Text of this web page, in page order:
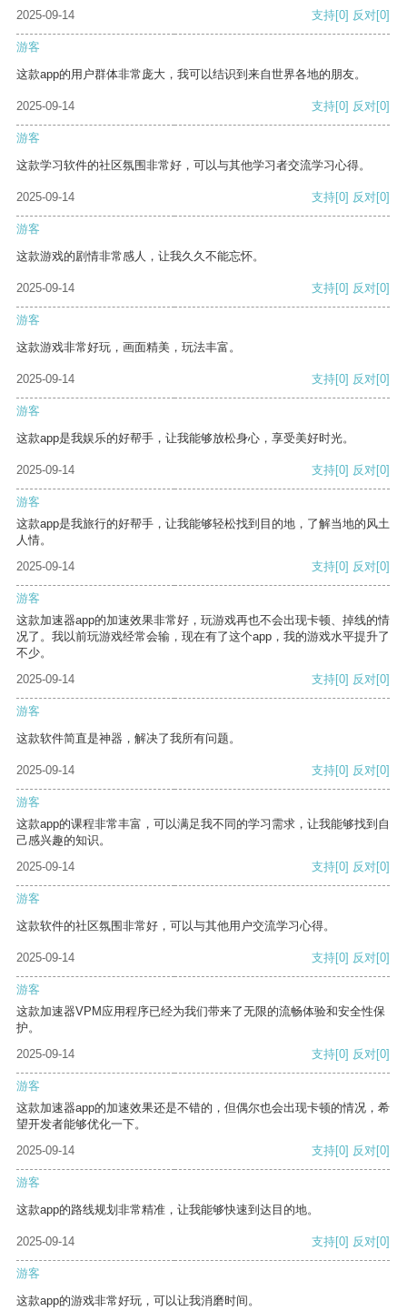
2025-09-14 支持[0] 反对[0]
游客
这款app的用户群体非常庞大，我可以结识到来自世界各地的朋友。
2025-09-14 支持[0] 反对[0]
游客
这款学习软件的社区氛围非常好，可以与其他学习者交流学习心得。
2025-09-14 支持[0] 反对[0]
游客
这款游戏的剧情非常感人，让我久久不能忘怀。
2025-09-14 支持[0] 反对[0]
游客
这款游戏非常好玩，画面精美，玩法丰富。
2025-09-14 支持[0] 反对[0]
游客
这款app是我娱乐的好帮手，让我能够放松身心，享受美好时光。
2025-09-14 支持[0] 反对[0]
游客
这款app是我旅行的好帮手，让我能够轻松找到目的地，了解当地的风土
人情。
2025-09-14
支持[0] 反对[0]
游客
这款加速器app的加速效果非常好，玩游戏再也不会出现卡顿、掉线的情
况了。我以前玩游戏经常会输，现在有了这个app，我的游戏水平提升了
不少。
2025-09-14
支持[0] 反对[0]
游客
这款软件简直是神器，解决了我所有问题。
2025-09-14 支持[0] 反对[0]
游客
这款app的课程非常丰富，可以满足我不同的学习需求，让我能够找到自
己感兴趣的知识。
2025-09-14
支持[0] 反对[0]
游客
这款软件的社区氛围非常好，可以与其他用户交流学习心得。
2025-09-14 支持[0] 反对[0]
游客
这款加速器VPM应用程序已经为我们带来了无限的流畅体验和安全性保
护。
2025-09-14
支持[0] 反对[0]
游客
这款加速器app的加速效果还是不错的，但偶尔也会出现卡顿的情况，希
望开发者能够优化一下。
2025-09-14
支持[0] 反对[0]
游客
这款app的路线规划非常精准，让我能够快速到达目的地。
2025-09-14 支持[0] 反对[0]
游客
这款app的游戏非常好玩，可以让我消磨时间。